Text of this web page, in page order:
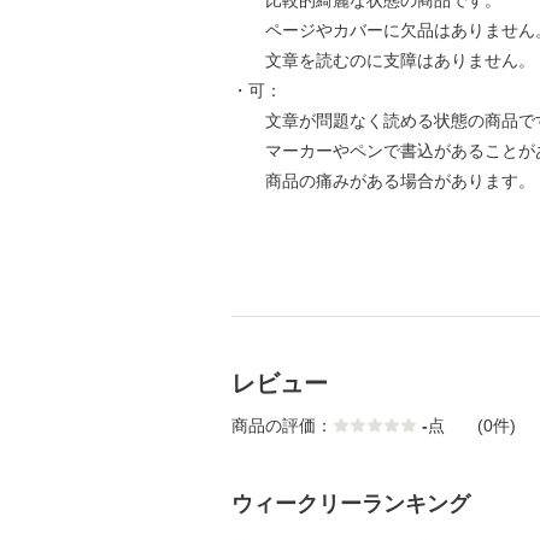
ページやカバーに欠品はありません
文章を読むのに支障はありません。
・可：
文章が問題なく読める状態の商品で
マーカーやペンで書込があることが
商品の痛みがある場合があります。
レビュー
商品の評価： -点 (0件)
ウィークリーランキング